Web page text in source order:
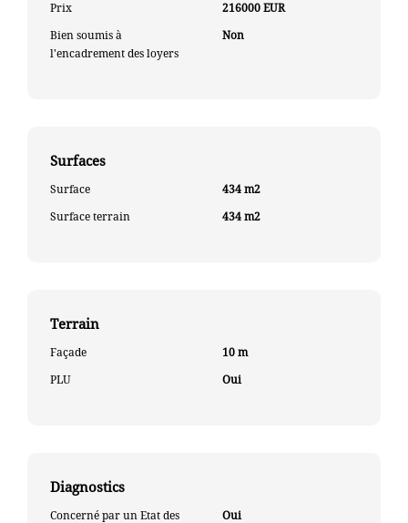
Prix 216000 EUR
Bien soumis à
l'encadrement des loyers
Non
Surfaces
Surface 434 m2
Surface terrain 434 m2
Terrain
Façade 10 m
PLU Oui
Diagnostics
Concerné par un Etat des
Oui